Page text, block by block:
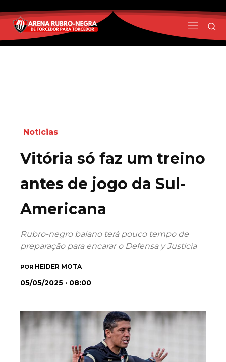
Notícias
Vitória só faz um treino
antes de jogo da Sul-
Americana
Rubro-negro baiano terá pouco tempo de
preparação para encarar o Defensa y Justicia
POR HEIDER MOTA
05/05/2025 · 08:00